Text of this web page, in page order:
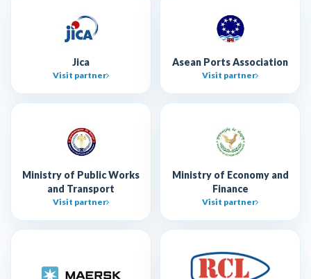
Jica
Visit partner
Asean Ports Association
Visit partner
Ministry of Public Works
and Transport
Visit partner
Ministry of Economy and
Finance
Visit partner